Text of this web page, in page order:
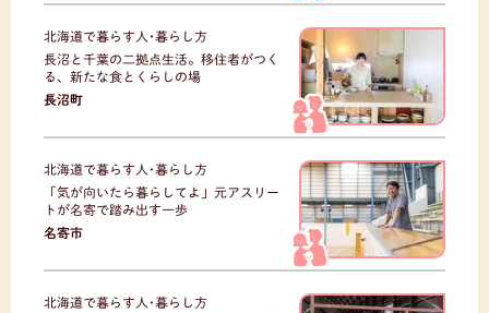
北海道で暮らす人･暮らし方
長沼と千葉の二拠点生活。移住者がつく
る、新たな食とくらしの場
長沼町
北海道で暮らす人･暮らし方
「気が向いたら暮らしてよ」元アスリー
トが名寄で踏み出す一歩
名寄市
北海道で暮らす人･暮らし方